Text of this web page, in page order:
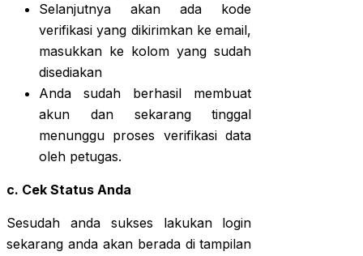
Selanjutnya akan ada kode
verifikasi yang dikirimkan ke email,
masukkan ke kolom yang sudah
disediakan
Anda sudah berhasil membuat
akun dan sekarang tinggal
menunggu proses verifikasi data
oleh petugas.
c. Cek Status Anda
Sesudah anda sukses lakukan login
sekarang anda akan berada di tampilan